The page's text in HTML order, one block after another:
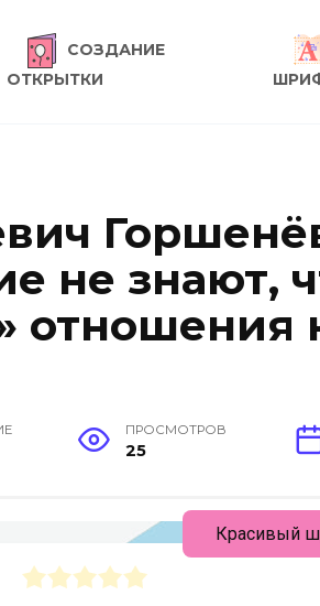
СОЗДАНИЕ
ОТКРЫТКИ
не знают,
отношения
ПРОСМОТРОВ
25
Красивый